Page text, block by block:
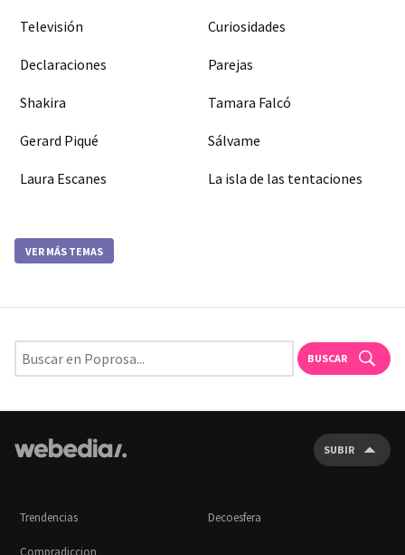
Televisión Curiosidades
Declaraciones Parejas
Shakira Tamara Falcó
Gerard Piqué Sálvame
Laura Escanes La isla de las tentaciones
VER MÁS TEMAS
BUSCAR
SUBIR
Trendencias Decoesfera
Compradiccion